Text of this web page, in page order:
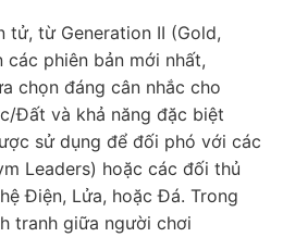
từ Generation II (Gold,
các phiên bản mới nhất,
chọn đáng cân nhắc cho
Đất và khả năng đặc biệt
sử dụng để đối phó với các
Leaders) hoặc các đối thủ
Điện, Lửa, hoặc Đá. Trong
tranh giữa người chơi